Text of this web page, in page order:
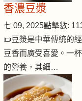
香濃豆漿
七 09, 2025點擊數:
📜豆漿是中華傳統的
豆香而廣受喜愛。一
的營養，其細…